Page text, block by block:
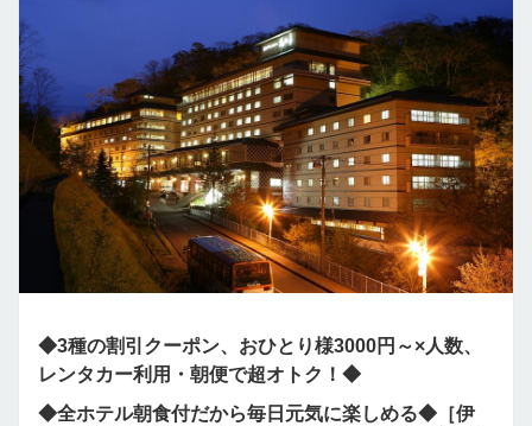
◆3種の割引クーポン、おひとり様3000円～×人数、
レンタカー利用・朝便で超オトク！◆
◆全ホテル朝食付だから毎日元気に楽しめる◆［伊